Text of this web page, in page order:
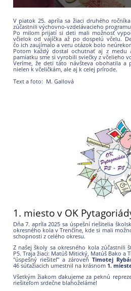
V piatok 25. apríla sa žiaci druhého
zúčastnili výchovno-vzdelávacieho
Po milom prijatí si deti mali možnosť
včielok od vajíčka až po dospelú včelu.
čo ich zaujímalo a veru otázok bolo
Potom každý dostal ochutnať aj z
pamiatku sme si vyrobili sviečky z včelieho
Veríme, že deti táto návšteva obohatila a
nielen k včeličkám, ale aj k celej prírode.
Text a foto: M.
1. miesto v OK
Dňa 7. apríla 2025 sa úspešní riešitelia
okresného kola v Trenčíne, kde si mali
schopnosti z celého okresu.
Z našej školy sa okresného kola zúčastnili
P5. Traja žiaci: Matúš Mitický, Matúš Bako a
"úspešný riešiteľ" a zároveň Timotej
46 súťažiacich umestnil na krásnom 1.
Všetkým žiakom ďakujeme za peknú
riešiteľom srdečne blahoželáme!